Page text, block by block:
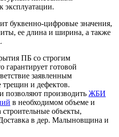
эксплуатации.
буквенно-цифровые значения,
ее длина и ширина, а также
ПБ со строгим
гарантирует готовой
заявленным
трещин и дефектов.
позволяют производить ЖБИ
в необходимом объеме и
строительные объекты,
в дер. Малыновщина и